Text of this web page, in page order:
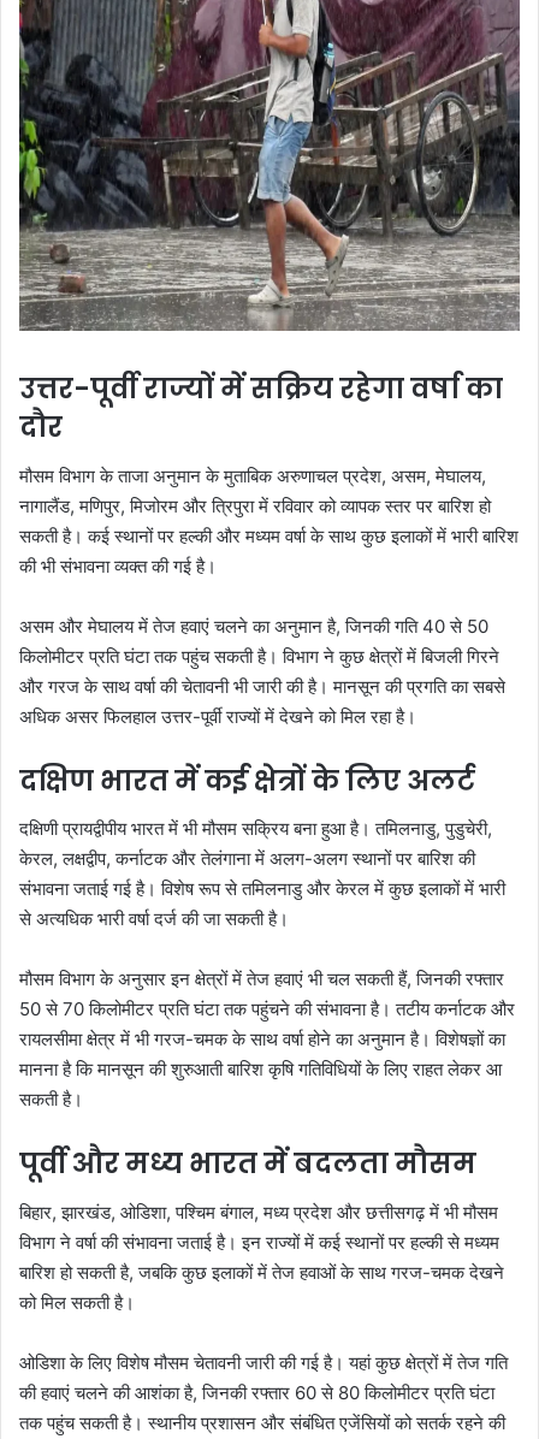
उत्तर-पूर्वी राज्यों में सक्रिय रहेगा वर्षा का
दौर
मौसम विभाग के ताजा अनुमान के मुताबिक अरुणाचल प्रदेश, असम, मेघालय,
नागालैंड, मणिपुर, मिजोरम और त्रिपुरा में रविवार को व्यापक स्तर पर बारिश हो
सकती है। कई स्थानों पर हल्की और मध्यम वर्षा के साथ कुछ इलाकों में भारी बारिश
की भी संभावना व्यक्त की गई है।
असम और मेघालय में तेज हवाएं चलने का अनुमान है, जिनकी गति 40 से 50
किलोमीटर प्रति घंटा तक पहुंच सकती है। विभाग ने कुछ क्षेत्रों में बिजली गिरने
और गरज के साथ वर्षा की चेतावनी भी जारी की है। मानसून की प्रगति का सबसे
अधिक असर फिलहाल उत्तर-पूर्वी राज्यों में देखने को मिल रहा है।
दक्षिण भारत में कई क्षेत्रों के लिए अलर्ट
दक्षिणी प्रायद्वीपीय भारत में भी मौसम सक्रिय बना हुआ है। तमिलनाडु, पुडुचेरी,
केरल, लक्षद्वीप, कर्नाटक और तेलंगाना में अलग-अलग स्थानों पर बारिश की
संभावना जताई गई है। विशेष रूप से तमिलनाडु और केरल में कुछ इलाकों में भारी
से अत्यधिक भारी वर्षा दर्ज की जा सकती है।
मौसम विभाग के अनुसार इन क्षेत्रों में तेज हवाएं भी चल सकती हैं, जिनकी रफ्तार
50 से 70 किलोमीटर प्रति घंटा तक पहुंचने की संभावना है। तटीय कर्नाटक और
रायलसीमा क्षेत्र में भी गरज-चमक के साथ वर्षा होने का अनुमान है। विशेषज्ञों का
मानना है कि मानसून की शुरुआती बारिश कृषि गतिविधियों के लिए राहत लेकर आ
सकती है।
पूर्वी और मध्य भारत में बदलता मौसम
बिहार, झारखंड, ओडिशा, पश्चिम बंगाल, मध्य प्रदेश और छत्तीसगढ़ में भी मौसम
विभाग ने वर्षा की संभावना जताई है। इन राज्यों में कई स्थानों पर हल्की से मध्यम
बारिश हो सकती है, जबकि कुछ इलाकों में तेज हवाओं के साथ गरज-चमक देखने
को मिल सकती है।
ओडिशा के लिए विशेष मौसम चेतावनी जारी की गई है। यहां कुछ क्षेत्रों में तेज गति
की हवाएं चलने की आशंका है, जिनकी रफ्तार 60 से 80 किलोमीटर प्रति घंटा
तक पहुंच सकती है। स्थानीय प्रशासन और संबंधित एजेंसियों को सतर्क रहने की